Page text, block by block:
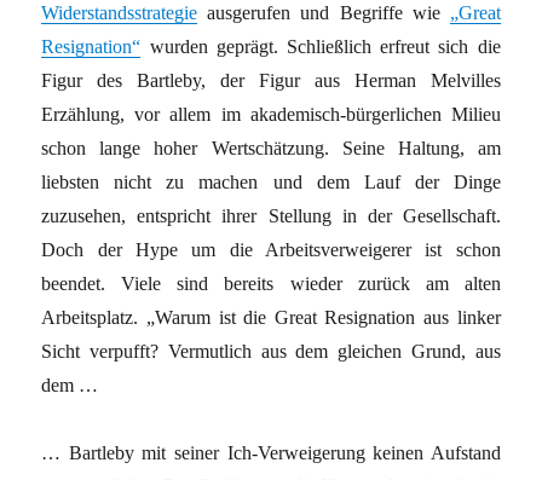
Widerstandsstrategie ausgerufen und Begriffe wie „Great
Resignation“ wurden geprägt. Schließlich erfreut sich die
Figur des Bartleby, der Figur aus Herman Melvilles
Erzählung, vor allem im akademisch-bürgerlichen Milieu
schon lange hoher Wertschätzung. Seine Haltung, am
liebsten nicht zu machen und dem Lauf der Dinge
zuzusehen, entspricht ihrer Stellung in der Gesellschaft.
Doch der Hype um die Arbeitsverweigerer ist schon
beendet. Viele sind bereits wieder zurück am alten
Arbeitsplatz. „Warum ist die Great Resignation aus linker
Sicht verpufft? Vermutlich aus dem gleichen Grund, aus
dem …
… Bartleby mit seiner Ich-Verweigerung keinen Aufstand